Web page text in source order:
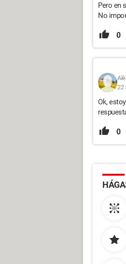
Pero en
No
0
22
Ok,
0